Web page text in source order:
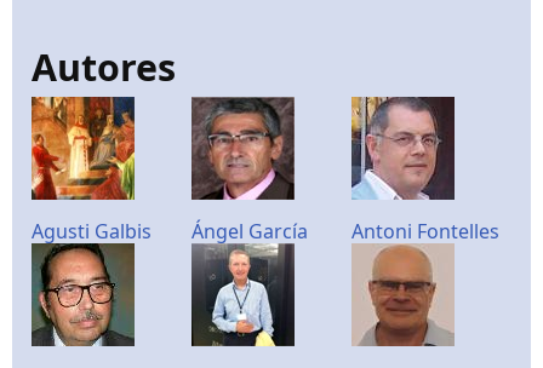
Autores
Agusti Galbis Ángel García Antoni Fontelles